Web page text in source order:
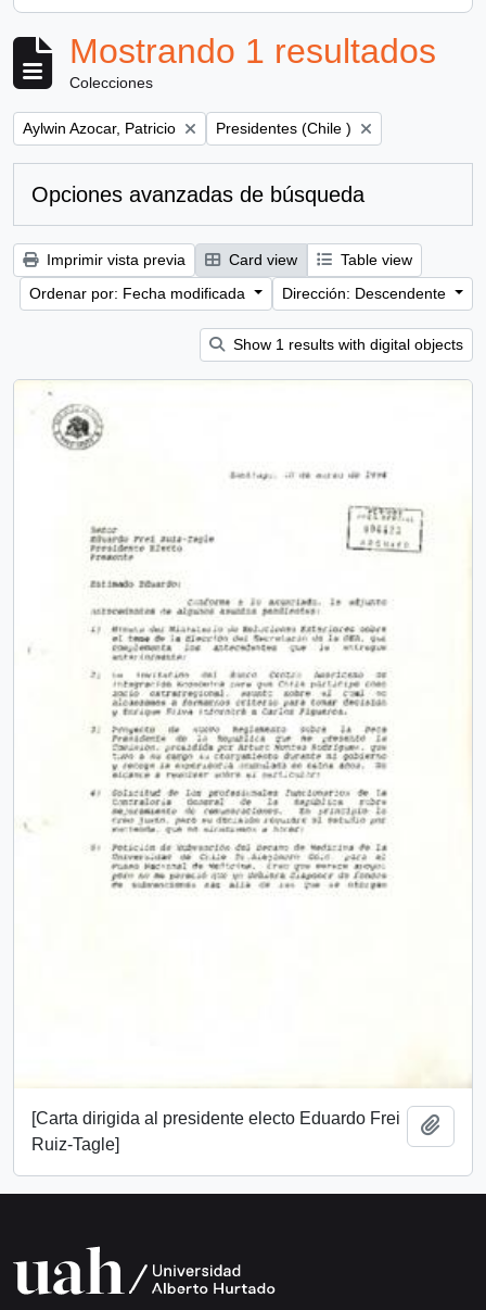
Mostrando 1 resultados
Colecciones
Remove filter:
Aylwin Azocar, Patricio Remove filter:
Presidentes (Chile )
Opciones avanzadas de búsqueda
Imprimir vista previa Card view
Table view
Ordenar por: Fecha modificada
Dirección: Descendente
Show 1 results with digital objects
[Carta dirigida al presidente electo Eduardo Frei
Ruiz-Tagle]